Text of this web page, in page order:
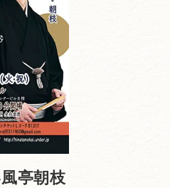
亭朝枝